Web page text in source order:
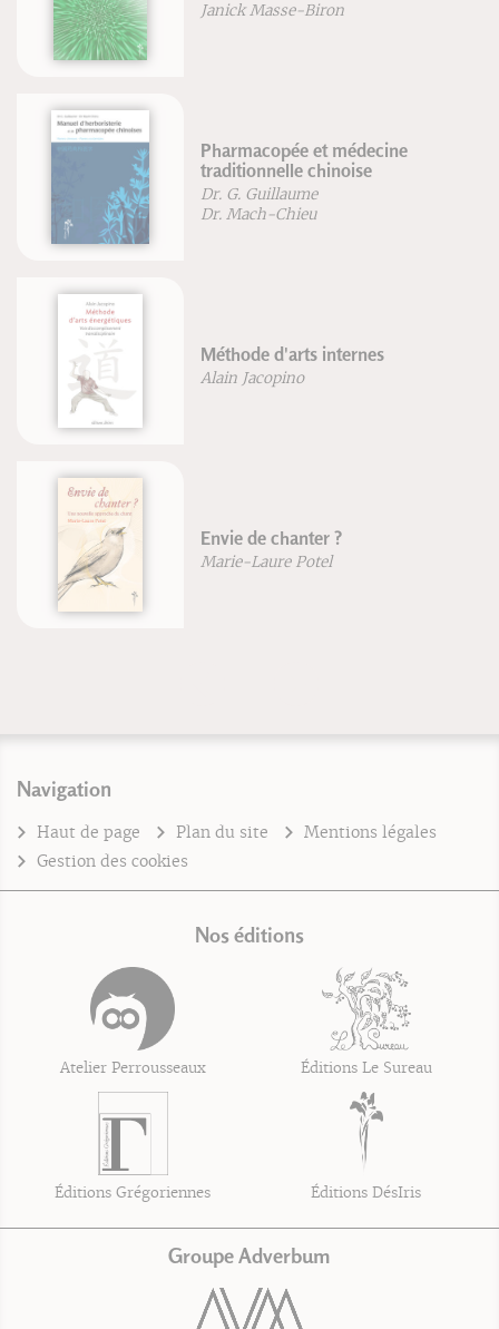
Masse-Biron
et médecine
chinoise
Mach-Chieu
Jacopino
de chanter ?
Laure Potel
Navigation
Haut de page Plan du site
Mentions légales
Gestion des cookies
Nos éditions
Atelier Perrousseaux Éditions Le Sureau
Éditions Grégoriennes Éditions DésIris
Groupe Adverbum